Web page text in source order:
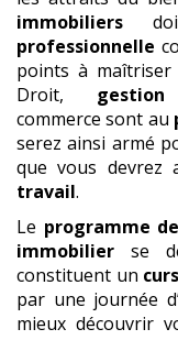
immobiliers
professionnelle
points à
Droit,
commerce sont au
serez ainsi armé
que vous devrez
travail.
Le programme
immobilier se
constituent un
par une journée
mieux découvrir